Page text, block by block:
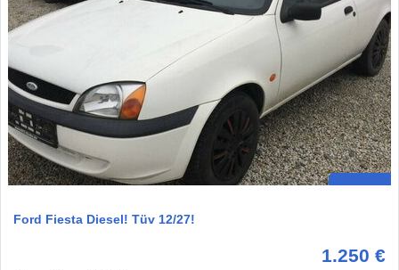
Ford Fiesta Diesel! Tüv 12/27!
1.250 €